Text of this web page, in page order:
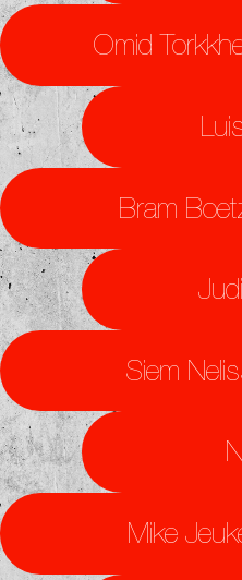
Omid
Bram
Siem
Mike